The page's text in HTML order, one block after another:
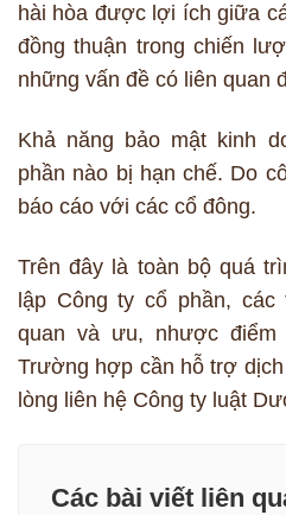
hài hòa được lợi ích giữa
đồng thuận trong chiến
những vấn đề có liên quan
Khả năng bảo mật kinh
phần nào bị hạn chế. Do
báo cáo với các cổ đông.
Trên đây là toàn bộ quá
lập Công ty cổ phần,
quan và ưu, nhược
Trường hợp cần hỗ trợ
lòng liên hệ Công ty luật
Các bài viết liên